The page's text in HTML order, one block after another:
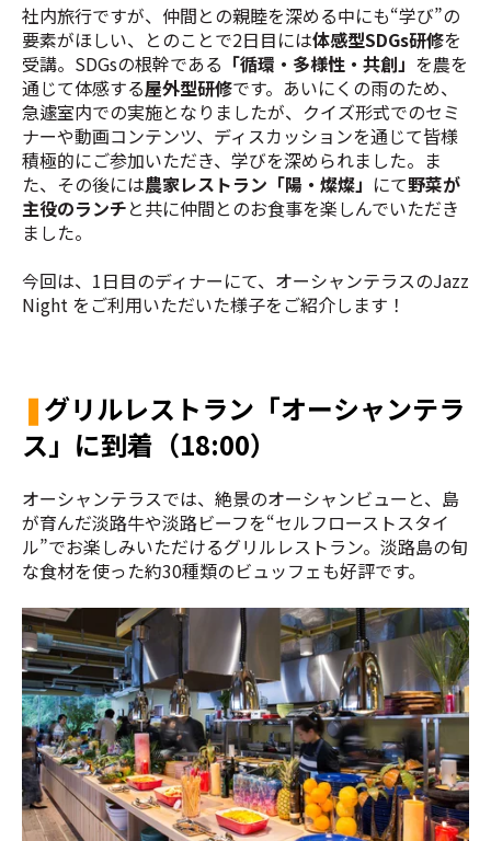
社内旅行ですが、仲間との親睦を深める中にも“学び”の
要素がほしい、とのことで2日目には体感型SDGs研修を
受講。SDGsの根幹である 「循環‧多様性‧共創」 を農を
通じて体感する屋外型研修です。 あいにくの雨のため、
急遽室内での実施となりましたが、クイズ形式でのセミ
ナーや動画コンテンツ、ディスカッションを通じて皆様
積極的にご参加いただき、学びを深められました。ま
た、その後には農家レストラン「陽・燦燦」 にて野菜が
主役のランチと共に仲間とのお食事を楽しんでいただき
ました。
今回は、1日目のディナーにて、オーシャンテラスのJazz
Night をご利用いただいた様子をご紹介します！
❚グリルレストラン「オーシャンテラ
ス」に到着（18:00）
オーシャンテラスでは、絶景のオーシャンビューと、島
が育んだ淡路牛や淡路ビーフを“セルフローストスタイ
ル”でお楽しみいただけるグリルレストラン。 淡路島の旬
な食材を使った約30種類のビュッフェも好評です。